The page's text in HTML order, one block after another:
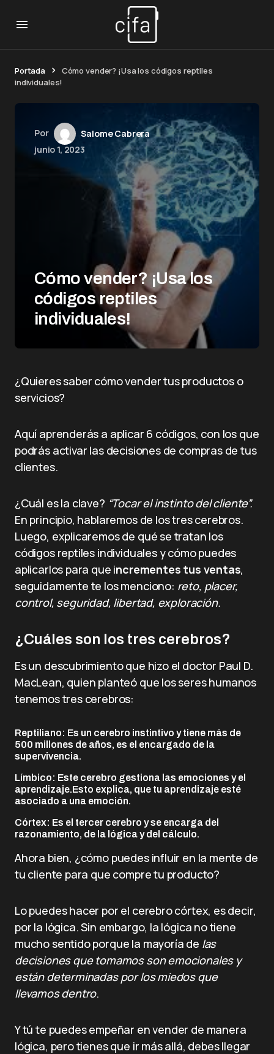
Portada
Cómo vender? ¡Usa los códigos reptiles
individuales!
Por
Salome Cabrera
junio 1, 2023
Cómo vender? ¡Usa los
códigos reptiles
individuales!
¿Quieres saber cómo vender tus productos o
servicios?
Aquí aprenderás a aplicar 6 códigos, con los que
podrás activar las decisiones de compras de tus
clientes.
¿Cuál es la clave? “Tocar el instinto del cliente”.
En principio, hablaremos de los tres cerebros.
Luego, explicaremos de qué se tratan los
códigos reptiles individuales y cómo puedes
aplicarlos para que incrementes tus ventas,
seguidamente te los menciono: reto, placer,
control, seguridad, libertad, exploración.
¿Cuáles son los tres cerebros?
Es un descubrimiento que hizo el doctor Paul D.
MacLean, quien planteó que los seres humanos
tenemos tres cerebros:
Reptiliano: Es un cerebro instintivo y tiene más de
500 millones de años, es el encargado de la
supervivencia.
Límbico: Este cerebro gestiona las emociones y el
aprendizaje.Esto explica, que tu aprendizaje esté
asociado a una emoción.
Córtex: Es el tercer cerebro y se encarga del
razonamiento, de la lógica y del cálculo.
Ahora bien, ¿cómo puedes influir en la mente de
tu cliente para que compre tu producto?
Lo puedes hacer por el cerebro córtex, es decir,
por la lógica. Sin embargo, la lógica no tiene
mucho sentido porque la mayoría de las
decisiones que tomamos son emocionales y
están determinadas por los miedos que
llevamos dentro.
Y tú te puedes empeñar en vender de manera
lógica, pero tienes que ir más allá, debes llegar